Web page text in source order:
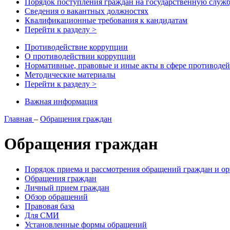
Порядок поступления граждан на государственную
Сведения о вакантных должностях
Квалификационные требования к кандидатам
Перейти к разделу >
Противодействие коррупции
О противодействии коррупции
Нормативные, правовые и иные акты в сфере
Методические материалы
Перейти к разделу >
Важная информация
Главная – Обращения граждан
Обращения граждан
Порядок приема и рассмотрения обращений граждан и
Обращения граждан
Личный прием граждан
Обзор обращений
Правовая база
Для СМИ
Установленные формы обращений